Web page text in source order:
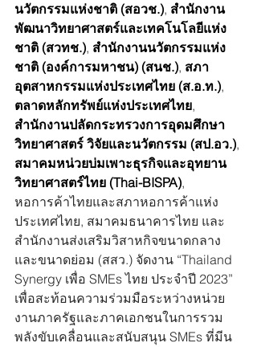
นวัตกรรมแห่งชาติ (สอวช.), สำนักงาน
พัฒนาวิทยาศาสตร์และเทคโนโลยีแห่ง
ชาติ (สวทช.), สำนักงานนวัตกรรมแห่ง
ชาติ (องค์การมหาชน) (สนช.), สภา
อุตสาหกรรมแห่งประเทศไทย (ส.อ.ท.),
ตลาดหลักทรัพย์แห่งประเทศไทย,
สำนักงานปลัดกระทรวงการอุดมศึกษา
วิทยาศาสตร์ วิจัยและนวัตกรรม (สป.อว.),
สมาคมหน่วยบ่มเพาะธุรกิจและอุทยาน
วิทยาศาสตร์ไทย (Thai-BISPA),
หอการค้าไทยและสภาหอการค้าแห่ง
ประเทศไทย, สมาคมธนาคารไทย และ
สำนักงานส่งเสริมวิสาหกิจขนาดกลาง
และขนาดย่อม (สสว.) จัดงาน “Thailand
Synergy เพื่อ SMEs ไทย ประจำปี 2023”
เพื่อสะท้อนความร่วมมือระหว่างหน่วย
งานภาครัฐและภาคเอกชนในการรวม
พลังขับเคลื่อนและสนับสนุน SMEs ที่มีน